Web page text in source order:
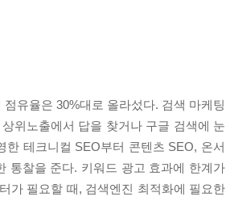
유율은 30%대로 올라섰다. 검색 마케팅
위노출에서 답을 찾거나 구글 검색에 눈
테크니컬 SEO부터 콘텐츠 SEO, 온서
통찰을 준다. 키워드 광고 효과에 한계가
가 필요할 때, 검색엔진 최적화에 필요한